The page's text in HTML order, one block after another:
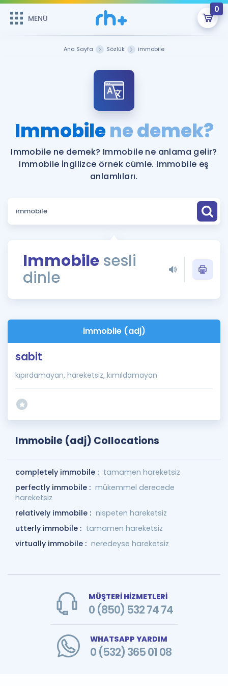
MENÜ
0
ÜYE DEĞİLİM
Sepetin Şu An Boş.
Remzi Hoca ile seni sınava hazırlayacak onlarca eğitim seni
bekliyor!
MENÜ
Faydalı Araçlar
Sözlük
Rehberlik Aracı
ÖSYM Sınav Takvimi
İngilizce Gramer
Hakkımızda
Ana Sayfa Sözlük immobile
Immobilene demek?
Immobile ne demek? Immobile ne anlama gelir?
Immobile İngilizce örnek cümle. Immobile eş
anlamlıları.
Immobile sesli
dinle
immobile (adj)
sabit
kıpırdamayan, hareketsiz, kımıldamayan
Immobile (adj) Collocations
completely immobile : tamamen hareketsiz
perfectly immobile : mükemmel derecede
hareketsiz
relatively immobile : nispeten hareketsiz
utterly immobile : tamamen hareketsiz
virtually immobile : neredeyse hareketsiz
MÜŞTERİ HİZMETLERİ
0 (850) 532 74 74
WHATSAPP YARDIM
0 (532) 365 01 08